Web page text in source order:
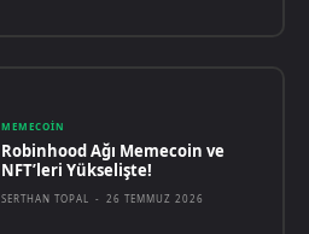
MEMECOIN
Robinhood Ağı Memecoin ve
NFT’leri Yükselişte!
SERTHAN TOPAL - 26 TEMMUZ 2026